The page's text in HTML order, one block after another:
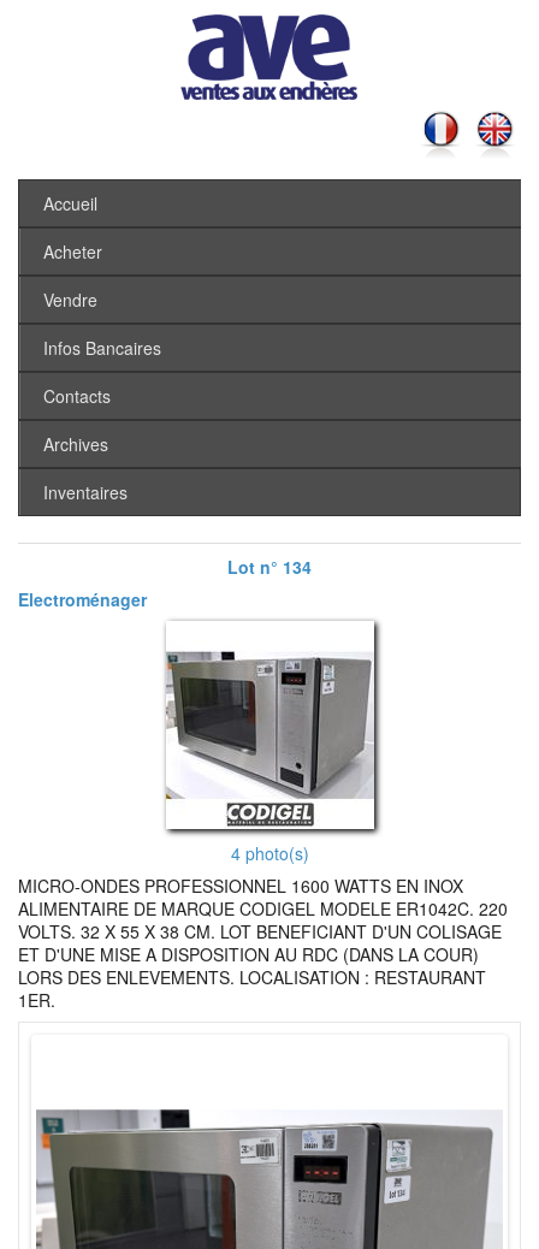
Accueil
Acheter
Vendre
Infos Bancaires
Contacts
Archives
Inventaires
Lot n° 134
Electroménager
4 photo(s)
MICRO-ONDES PROFESSIONNEL 1600 WATTS EN INOX
ALIMENTAIRE DE MARQUE CODIGEL MODELE ER1042C. 220
VOLTS. 32 X 55 X 38 CM. LOT BENEFICIANT D'UN COLISAGE
ET D'UNE MISE A DISPOSITION AU RDC (DANS LA COUR)
LORS DES ENLEVEMENTS. LOCALISATION : RESTAURANT
1ER.